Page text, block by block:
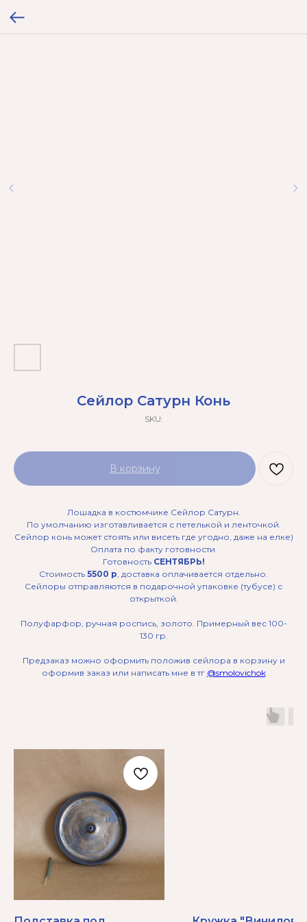
Сейлор Сатурн Конь
SKU:
В корзину
Лошадка в костюмчике Сейлор Сатурн.
По умолчанию изготавливается с петелькой и ленточкой.
Сейлор конь может стоять или висеть где угодно, даже на елке)
Оплата по факту готовности.
Готовность СЕНТЯБРЬ!
Стоимость 5500 р, доставка оплачивается отдельно.
Сейлоры отправляются в подарочной упаковке (тубусе) с
открыткой.
Полуфарфор, ручная роспись, золото. Примерный вес 100-
130 гр.
Предзаказ можно оформить положив сейлора в корзину и
оформив заказ или написать мне в тг @smolovichok